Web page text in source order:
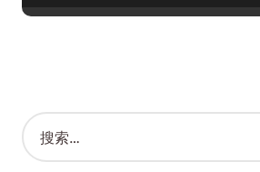
搜
索
：